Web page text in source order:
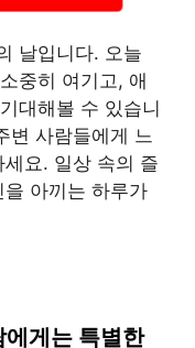
날입니다. 오늘
중히 여기고, 애
대해볼 수 있습니
변 사람들에게 느
요. 일상 속의 즐
아끼는 하루가
게는 특별한